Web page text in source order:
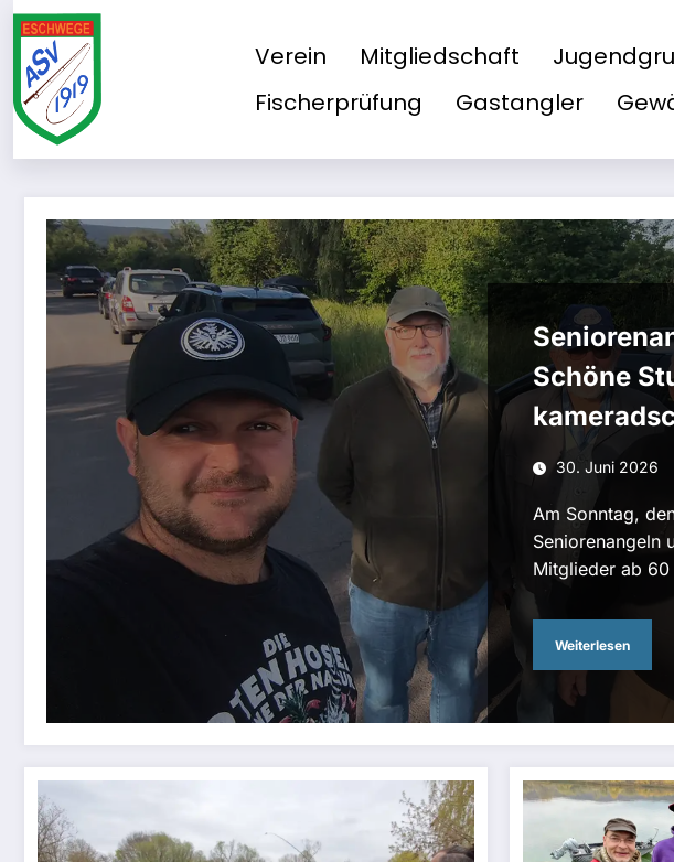
Zum
Inhalt
springen
Verein Mitgliedschaft
Fischerprüfung
Gastangler
Schöne
30. Juni 2026
Am Sonntag,
Seniorenangeln
Mitglieder ab
Weiterlesen